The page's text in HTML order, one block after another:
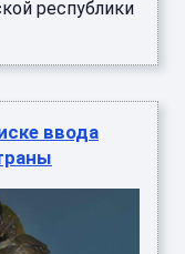
республики
ввода